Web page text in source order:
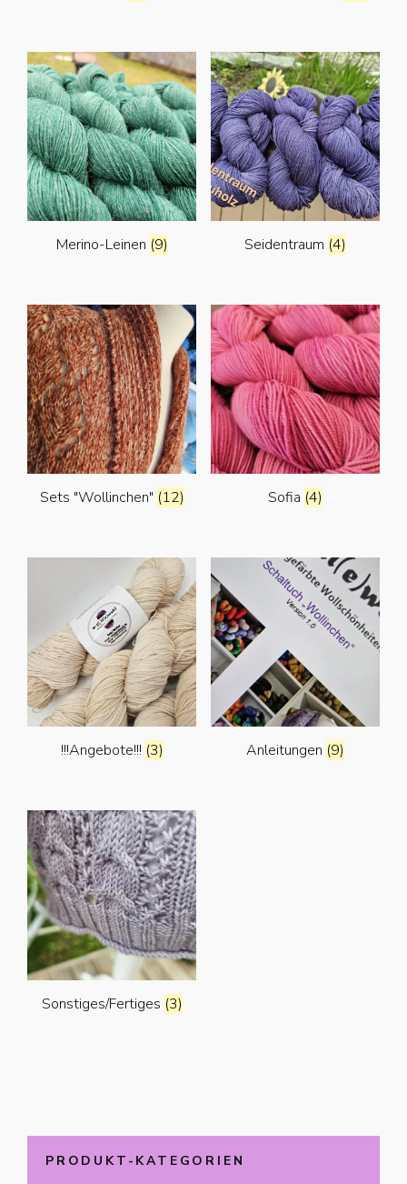
Merino-Leinen (9) Seidentraum (4)
Sets "Wollinchen" (12) Sofia (4)
!!!Angebote!!! (3) Anleitungen (9)
Sonstiges/Fertiges (3)
PRODUKT-KATEGORIEN